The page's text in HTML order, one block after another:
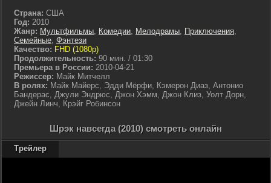
Страна: США
Год: 2010
Жанр: Мультфильмы, Комедии, Мелодрамы, Приключения,
Семейные, Фэнтези
Качество: FHD (1080p)
Продолжительность: 90 мин. / 01:30
Премьера в России: 2010-04-21
Режиссер: Майк Митчелл
В ролях: Майк Майерс, Эдди Мёрфи, Кэмерон Диаз, Антонио
Бандерас, Джули Эндрюс, Джон Хэмм, Джон Клиз, Уолт Дорн,
Джейн Линч, Крэйг Робинсон
Шрэк навсегда (2010) смотреть онлайн
Трейлер